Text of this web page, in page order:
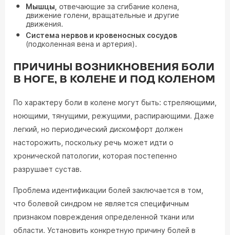
Мышцы, отвечающие за сгибание колена,
движение голени, вращательные и другие
движения.
Система нервов и кровеносных сосудов
(подколенная вена и артерия).
ПРИЧИНЫ ВОЗНИКНОВЕНИЯ БОЛИ
В НОГЕ, В КОЛЕНЕ И ПОД КОЛЕНОМ
По характеру боли в колене могут быть: стреляющими,
ноющими, тянущими, режущими, распирающими. Даже
легкий, но периодический дискомфорт должен
насторожить, поскольку речь может идти о
хронической патологии, которая постепенно
разрушает сустав.
Проблема идентификации болей заключается в том,
что болевой синдром не является специфичным
признаком повреждения определенной ткани или
области. Установить конкретную причину болей в